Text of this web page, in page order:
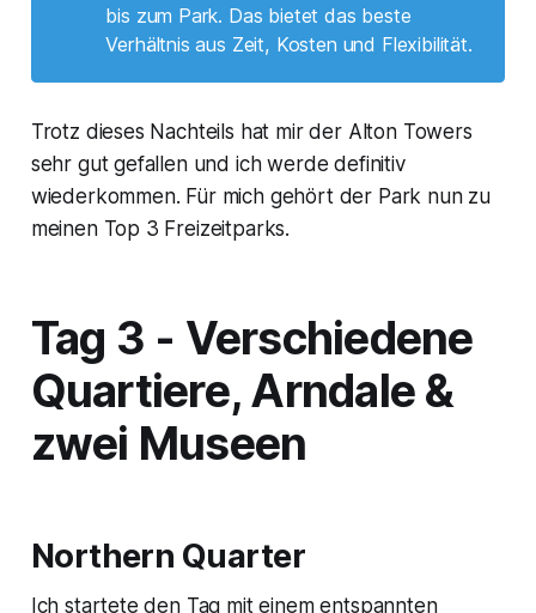
bis zum Park. Das bietet das beste
Verhältnis aus Zeit, Kosten und Flexibilität.
Trotz dieses Nachteils hat mir der Alton Towers
sehr gut gefallen und ich werde definitiv
wiederkommen. Für mich gehört der Park nun zu
meinen Top 3 Freizeitparks.
Tag 3 - Verschiedene
Quartiere, Arndale &
zwei Museen
Northern Quarter
Ich startete den Tag mit einem entspannten